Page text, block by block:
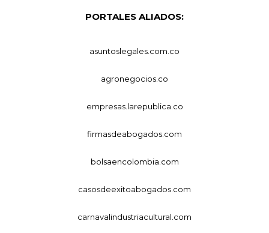
PORTALES ALIADOS:
asuntoslegales.com.co
agronegocios.co
empresas.larepublica.co
firmasdeabogados.com
bolsaencolombia.com
casosdeexitoabogados.com
carnavalindustriacultural.com